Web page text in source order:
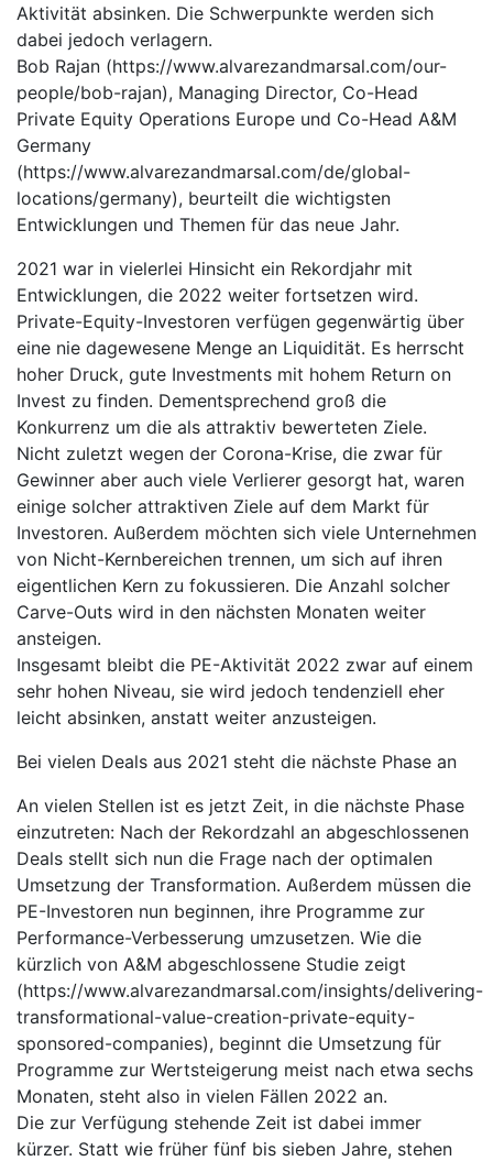
Aktivität absinken. Die Schwerpunkte werden sich
dabei jedoch verlagern.
Bob Rajan (https://www.alvarezandmarsal.com/our-
people/bob-rajan), Managing Director, Co-Head
Private Equity Operations Europe und Co-Head A&M
Germany
(https://www.alvarezandmarsal.com/de/global-
locations/germany), beurteilt die wichtigsten
Entwicklungen und Themen für das neue Jahr.
2021 war in vielerlei Hinsicht ein Rekordjahr mit
Entwicklungen, die 2022 weiter fortsetzen wird.
Private-Equity-Investoren verfügen gegenwärtig über
eine nie dagewesene Menge an Liquidität. Es herrscht
hoher Druck, gute Investments mit hohem Return on
Invest zu finden. Dementsprechend groß die
Konkurrenz um die als attraktiv bewerteten Ziele.
Nicht zuletzt wegen der Corona-Krise, die zwar für
Gewinner aber auch viele Verlierer gesorgt hat, waren
einige solcher attraktiven Ziele auf dem Markt für
Investoren. Außerdem möchten sich viele Unternehmen
von Nicht-Kernbereichen trennen, um sich auf ihren
eigentlichen Kern zu fokussieren. Die Anzahl solcher
Carve-Outs wird in den nächsten Monaten weiter
ansteigen.
Insgesamt bleibt die PE-Aktivität 2022 zwar auf einem
sehr hohen Niveau, sie wird jedoch tendenziell eher
leicht absinken, anstatt weiter anzusteigen.
Bei vielen Deals aus 2021 steht die nächste Phase an
An vielen Stellen ist es jetzt Zeit, in die nächste Phase
einzutreten: Nach der Rekordzahl an abgeschlossenen
Deals stellt sich nun die Frage nach der optimalen
Umsetzung der Transformation. Außerdem müssen die
PE-Investoren nun beginnen, ihre Programme zur
Performance-Verbesserung umzusetzen. Wie die
kürzlich von A&M abgeschlossene Studie zeigt
(https://www.alvarezandmarsal.com/insights/delivering-
transformational-value-creation-private-equity-
sponsored-companies), beginnt die Umsetzung für
Programme zur Wertsteigerung meist nach etwa sechs
Monaten, steht also in vielen Fällen 2022 an.
Die zur Verfügung stehende Zeit ist dabei immer
kürzer. Statt wie früher fünf bis sieben Jahre, stehen